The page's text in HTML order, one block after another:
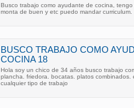
Busco trabajo como ayudante de cocina,
monta de buen y etc puedo mandar curriculum.
BUSCO TRABAJO COMO
COCINA 18
Hola soy un chico de 34 años busco trabajo
plancha. friedora. bocatas. platos combinados.
cualquier tipo de trabajo